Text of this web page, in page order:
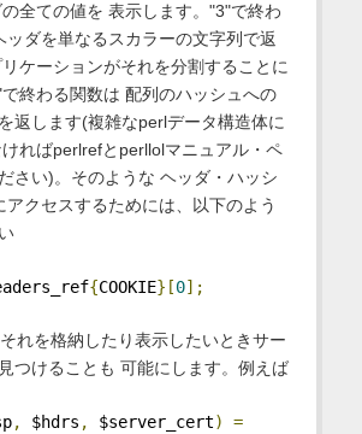
全ての値を 表示します。"3"で終わ
ッダを単なるスカラーの文字列で返
ケーションがそれを分割することに
終わる関数は 配列のハッシュへの
返します(複雑なperlデータ構造体に
ればperlrefとperllolマニュアル・ペ
さい)。そのような ヘッダ・ハッシ
アクセスするためには、以下のよう
{COOKIE}[0];
れを格納したり表示したいときサー
つけることも 可能にします。例えば
, $hdrs , $server_cert)
=